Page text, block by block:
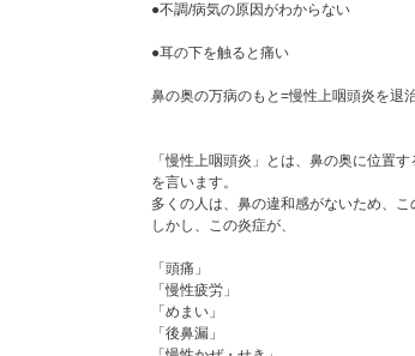
「上咽頭洗浄」「鼻うがい」「首の後ろを温める」など
原因不明の不調でつらい思いをし続けている方やそのご家族に、
その原因と治し方をを知って、健康を手に入れてほしい、
そんな思いをお伝えする一冊です。
「慢性上咽頭炎」関連症状一覧
「慢性上咽頭炎」セルフチェック
・第１章 慢性上咽頭炎を治したら、つらい不調がなくなった
●不調/病気の原因がわからない
●耳の下を触ると痛い
鼻の奥の万病のもと=慢性上咽頭炎を退
「慢性上咽頭炎」とは、鼻の奥に位置
を言います。
多くの人は、鼻の違和感がないため、
しかし、この炎症が、
「頭痛」
「慢性疲労」
「めまい」
「後鼻漏」